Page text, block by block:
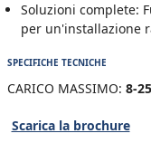
Soluzioni complete:
per un'installazione
SPECIFICHE TECNICHE
CARICO MASSIMO: 8-
Scarica la brochure